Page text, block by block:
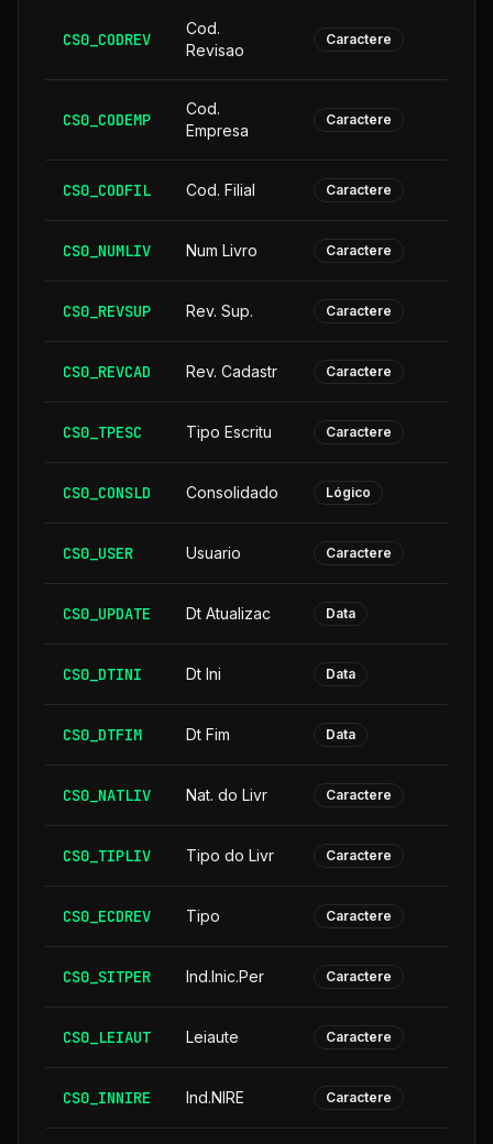
CS0_CODREV
Cod.
Revisao
Caractere
CS0_CODEMP
Cod.
Empresa
Caractere
CS0_CODFIL Cod. Filial Caractere
CS0_NUMLIV Num Livro Caractere
CS0_REVSUP Rev. Sup. Caractere
CS0_REVCAD Rev. Cadastr Caractere
CS0_TPESC Tipo Escritu Caractere
CS0_CONSLD Consolidado Lógico
CS0_USER Usuario Caractere
CS0_UPDATE Dt Atualizac Data
CS0_DTINI Dt Ini Data
CS0_DTFIM Dt Fim Data
CS0_NATLIV Nat. do Livr Caractere
CS0_TIPLIV Tipo do Livr Caractere
CS0_ECDREV Tipo Caractere
CS0_SITPER Ind.Inic.Per Caractere
CS0_LEIAUT Leiaute Caractere
CS0_INNIRE Ind.NIRE Caractere